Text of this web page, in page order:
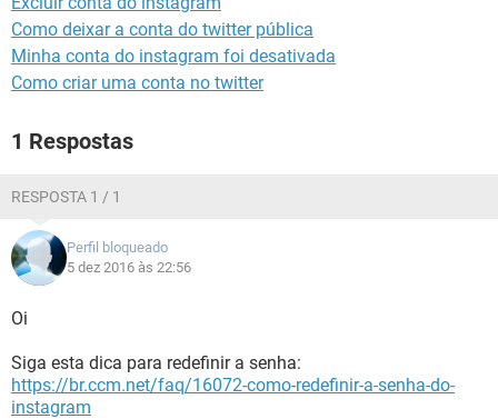
Como deixar a conta do twitter pública
Minha conta do instagram foi desativada
Como criar uma conta no twitter
1 Respostas
RESPOSTA 1 / 1
Perfil bloqueado
5 dez 2016 às 22:56
Oi
Siga esta dica para redefinir a senha:
https://br.ccm.net/faq/16072-como-redefinir-a-senha-do-
instagram